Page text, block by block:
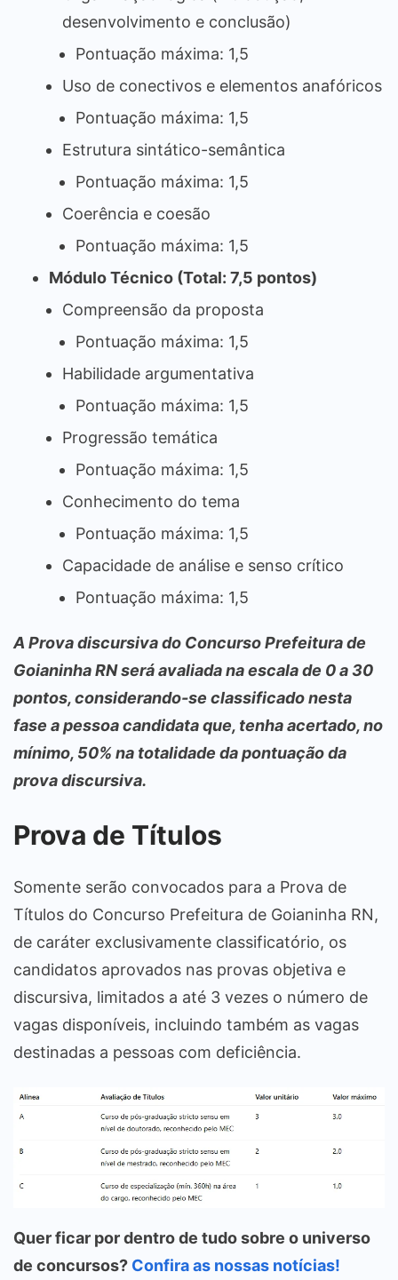
desenvolvimento e conclusão)
Pontuação máxima: 1,5
Uso de conectivos e elementos anafóricos
Pontuação máxima: 1,5
Estrutura sintático-semântica
Pontuação máxima: 1,5
Coerência e coesão
Pontuação máxima: 1,5
Módulo Técnico (Total: 7,5 pontos)
Compreensão da proposta
Pontuação máxima: 1,5
Habilidade argumentativa
Pontuação máxima: 1,5
Progressão temática
Pontuação máxima: 1,5
Conhecimento do tema
Pontuação máxima: 1,5
Capacidade de análise e senso crítico
Pontuação máxima: 1,5
A Prova discursiva do Concurso Prefeitura de
Goianinha RN será avaliada na escala de 0 a 30
pontos, considerando-se classificado nesta
fase a pessoa candidata que, tenha acertado, no
mínimo, 50% na totalidade da pontuação da
prova discursiva.
Prova de Títulos
Somente serão convocados para a Prova de
Títulos do Concurso Prefeitura de Goianinha RN,
de caráter exclusivamente classificatório, os
candidatos aprovados nas provas objetiva e
discursiva, limitados a até 3 vezes o número de
vagas disponíveis, incluindo também as vagas
destinadas a pessoas com deficiência.
Quer ficar por dentro de tudo sobre o universo
de concursos? Confira as nossas notícias!